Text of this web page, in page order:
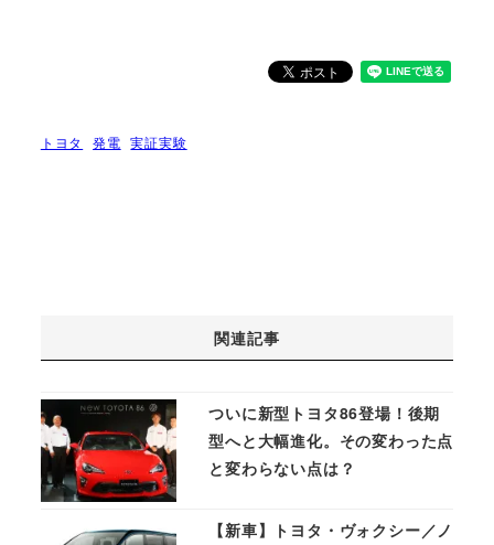
トヨタ 発電 実証実験
関連記事
ついに新型トヨタ86登場！後期
型へと大幅進化。その変わった点
と変わらない点は？
【新車】トヨタ・ヴォクシー／ノ